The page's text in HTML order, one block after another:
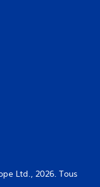
Ltd., 2026. Tous